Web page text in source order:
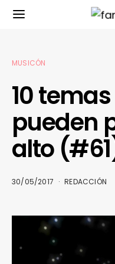
MUSICÓN
10
pueden
alto
30/05/2017 REDACCIÓN